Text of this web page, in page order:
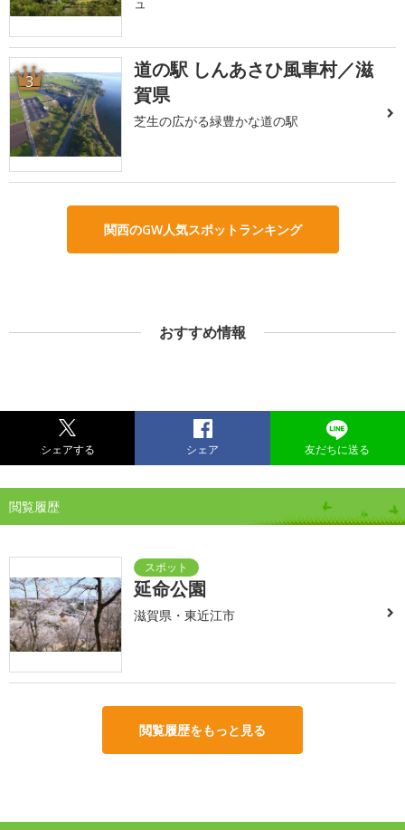
3
道の駅 しんあさひ風車村／滋
賀県
芝生の広がる緑豊かな道の駅
関西のGW人気スポットランキング
おすすめ情報
シェアする シェア 友だちに送る
閲覧履歴
延命公園
滋賀県・東近江市
閲覧履歴をもっと見る